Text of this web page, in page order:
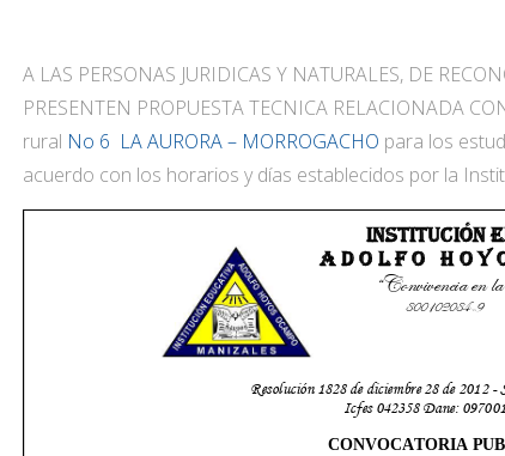
A LAS PERSONAS JURIDICAS Y NATURALES, DE
PRESENTEN PROPUESTA TECNICA RELACIONADA
rural No 6 LA AURORA – MORROGACHO para los
acuerdo con los horarios y días establecidos por la